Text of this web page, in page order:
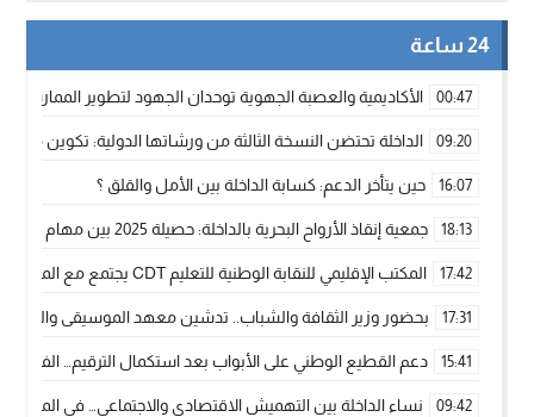
24 ساعة
00:47 الأكاديمية والعصبة الجهوية توحدان الجهود لتطوير الممارسة
09:20 الداخلة تحتضن النسخة الثالثة من ورشاتها الدولية: تكوين
16:07 حين يتأخر الدعم: كسابة الداخلة بين الأمل والقلق ؟
18:13 جمعية إنقاذ الأرواح البحرية بالداخلة: حصيلة 2025 بين مهام الإنقاذ ومشروع “دار البحار”
17:42 المكتب الإقليمي للنقابة الوطنية للتعليم CDT يجتمع مع المدير الإقليمي لمناقشة ملفات جوهرية لنساء ورجال التعليم
17:31 بحضور وزير الثقافة والشباب.. تدشين معهد الموسيقى والفنون
15:41 دعم القطيع الوطني على الأبواب بعد استكمال الترقيم…
09:42 نساء الداخلة بين التهميش الاقتصادي والاجتماعي… في المؤسسات